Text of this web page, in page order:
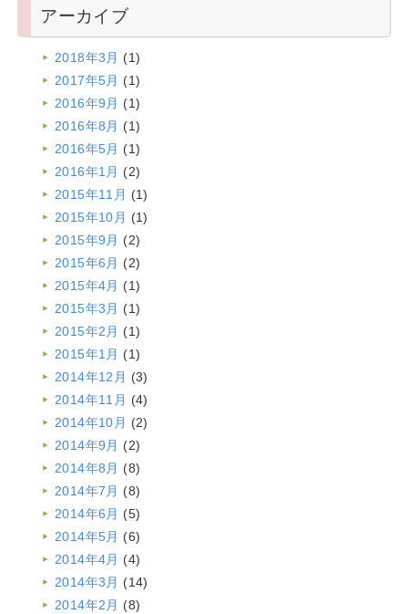
アーカイブ
2018年3月 (1)
2017年5月 (1)
2016年9月 (1)
2016年8月 (1)
2016年5月 (1)
2016年1月 (2)
2015年11月 (1)
2015年10月 (1)
2015年9月 (2)
2015年6月 (2)
2015年4月 (1)
2015年3月 (1)
2015年2月 (1)
2015年1月 (1)
2014年12月 (3)
2014年11月 (4)
2014年10月 (2)
2014年9月 (2)
2014年8月 (8)
2014年7月 (8)
2014年6月 (5)
2014年5月 (6)
2014年4月 (4)
2014年3月 (14)
2014年2月 (8)